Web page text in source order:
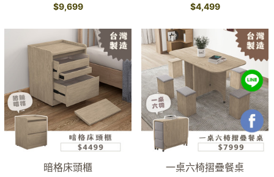
$9,699 $4,499
暗格床頭櫃 一桌六椅摺疊餐桌